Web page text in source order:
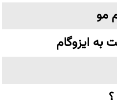
مو
به ایزوگام